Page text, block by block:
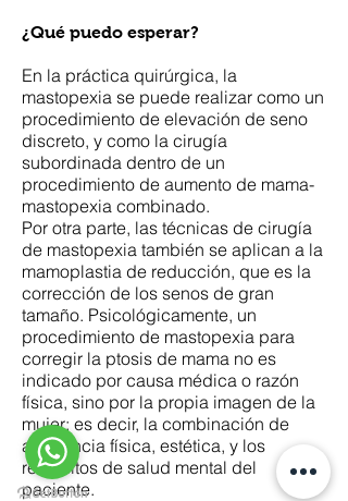
¿Qué puedo esperar?
En la práctica quirúrgica, la
mastopexia se puede realizar como un
procedimiento de elevación de seno
discreto, y como la cirugía
subordinada dentro de un
procedimiento de aumento de mama-
mastopexia combinado.
Por otra parte, las técnicas de cirugía
de mastopexia también se aplican a la
mamoplastia de reducción, que es la
corrección de los senos de gran
tamaño. Psicológicamente, un
procedimiento de mastopexia para
corregir la ptosis de mama no es
indicado por causa médica o razón
física, sino por la propia imagen de la
mujer; es decir, la combinación de
apariencia física, estética, y los
requisitos de salud mental del
paciente.